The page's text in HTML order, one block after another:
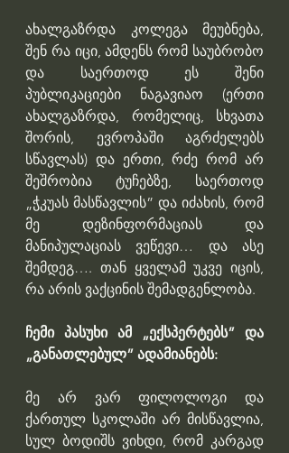
ახალგაზრდა კოლეგა მეუბნება,
შენ რა იცი, ამდენს რომ საუბრობო
და საერთოდ ეს შენი
პუბლიკაციები ნაგავიაო (ერთი
ახალგაზრდა, რომელიც, სხვათა
შორის, ევროპაში აგრძელებს
სწავლას) და ერთი, რძე რომ არ
შეშრობია ტუჩებზე, საერთოდ
„ჭკუას მასწავლის” და იძახის, რომ
მე დეზინფორმაციას და
მანიპულაციას ვეწევი… და ასე
შემდეგ…. თან ყველამ უკვე იცის,
რა არის ვაქცინის შემადგენლობა.
ჩემი პასუხი ამ „ექსპერტებს” და
„განათლებულ” ადამიანებს:
მე არ ვარ ფილოლოგი და
ქართულ სკოლაში არ მისწავლია,
სულ ბოდიშს ვიხდი, რომ კარგად